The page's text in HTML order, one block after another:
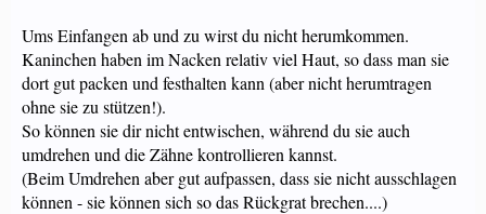
Ums Einfangen ab und zu wirst du nicht herumkommen.
Kaninchen haben im Nacken relativ viel Haut, so dass man sie
dort gut packen und festhalten kann (aber nicht herumtragen
ohne sie zu stützen!).
So können sie dir nicht entwischen, während du sie auch
umdrehen und die Zähne kontrollieren kannst.
(Beim Umdrehen aber gut aufpassen, dass sie nicht ausschlagen
können - sie können sich so das Rückgrat brechen....)